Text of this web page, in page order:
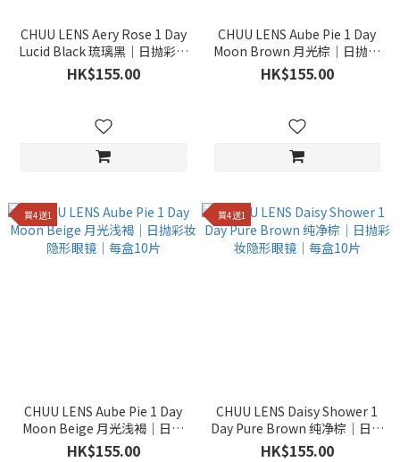
CHUU LENS Aery Rose 1 Day
Lucid Black 琉璃黑｜日抛彩妆
隐形眼镜｜每盒10片
HK$155.00
CHUU LENS Aube Pie 1 Day
Moon Brown 月光棕｜日抛彩
妆隐形眼镜｜每盒10片
HK$155.00
買4送1
CHUU LENS Aube Pie 1 Day
Moon Beige 月光浅褐｜日抛
彩妆隐形眼镜｜每盒10片
HK$155.00
買4送1
CHUU LENS Daisy Shower 1
Day Pure Brown 纯净棕｜日抛
彩妆隐形眼镜｜每盒10片
HK$155.00